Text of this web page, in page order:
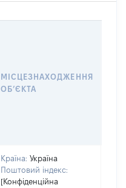
МІСЦЕЗНАХОДЖЕННЯ
ОБʼЄКТА
Країна: Україна
Поштовий індекс:
[Конфіденційна